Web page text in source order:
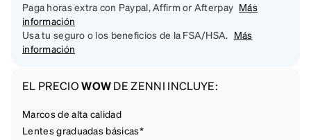
Paga horas extra con Paypal, Affirm or Afterpay Más
información
Usa tu seguro o los beneficios de la FSA/HSA. Más
información
EL PRECIOWOWDE ZENNI INCLUYE:
Marcos de alta calidad
Lentes graduadas básicas*